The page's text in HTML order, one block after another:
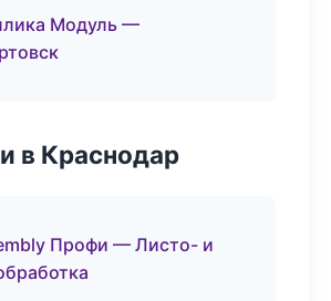
Модуль —
в Краснодар
Профи — Листо- и